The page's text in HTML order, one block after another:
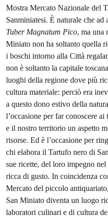
Mostra Mercato Nazionale del
Sanminiatesi. È naturale che ad
Tuber Magnatum Pico, ma una
Miniato non ha soltanto quella
i boschi intorno alla Città
non è soltanto la capitale
luoghi della regione dove più
cultura materiale: perciò era
a questo dono estivo della
l’occasione per far conoscere
e il nostro territorio un aspetto
risorse. Ed è l’occasione per
chi elabora il Tartufo nero di
sue ricette, del loro impegno
ricca di gusto. In coincidenza
Mercato del piccolo
San Miniato diventa un luogo
laboratori culinari e di cultura